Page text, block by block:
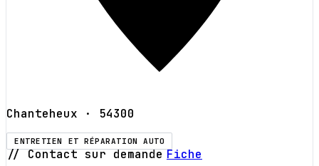
Chanteheux · 54300
ENTRETIEN ET RÉPARATION AUTO
// Contact sur demande Fiche